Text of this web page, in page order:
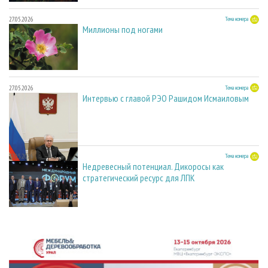
27.05.2026 Тема номера
Миллионы под ногами
27.05.2026 Тема номера
Интервью с главой РЭО Рашидом Исмаиловым
27.05.2026 Тема номера
Недревесный потенциал. Дикоросы как
стратегический ресурс для ЛПК